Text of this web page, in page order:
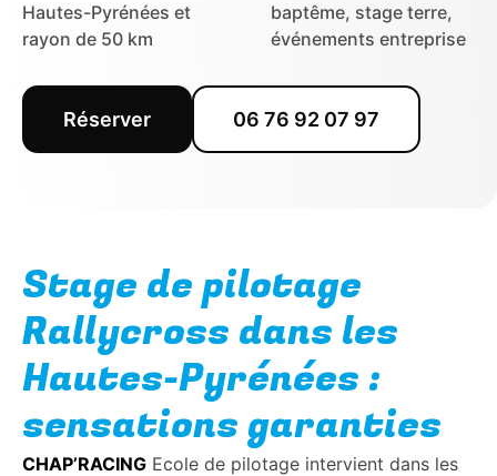
Hautes-Pyrénées et
rayon de 50 km
baptême, stage terre,
événements entreprise
Réserver 06 76 92 07 97
Stage de pilotage
Rallycross dans les
Hautes-Pyrénées :
sensations garanties
CHAP’RACING Ecole de pilotage intervient dans les